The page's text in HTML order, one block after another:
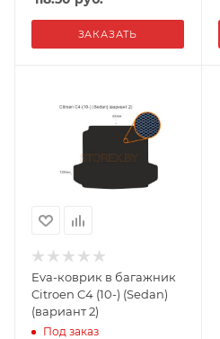
ЗАКАЗАТЬ
Eva-коврик в багажник
Citroen C4 (10-) (Sedan)
(вариант 2)
Под заказ